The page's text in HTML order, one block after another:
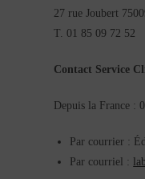
27 rue Joubert
T. 01 85 09 72 52
Contact Service
Depuis la France :
Par courrier :
Par courriel :